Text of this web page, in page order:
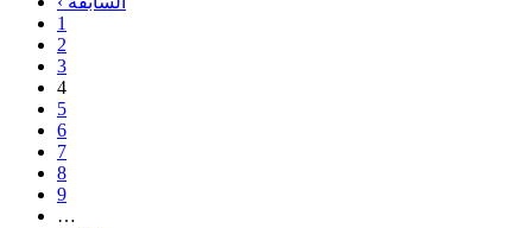
1
2
3
4
5
6
7
8
9
…